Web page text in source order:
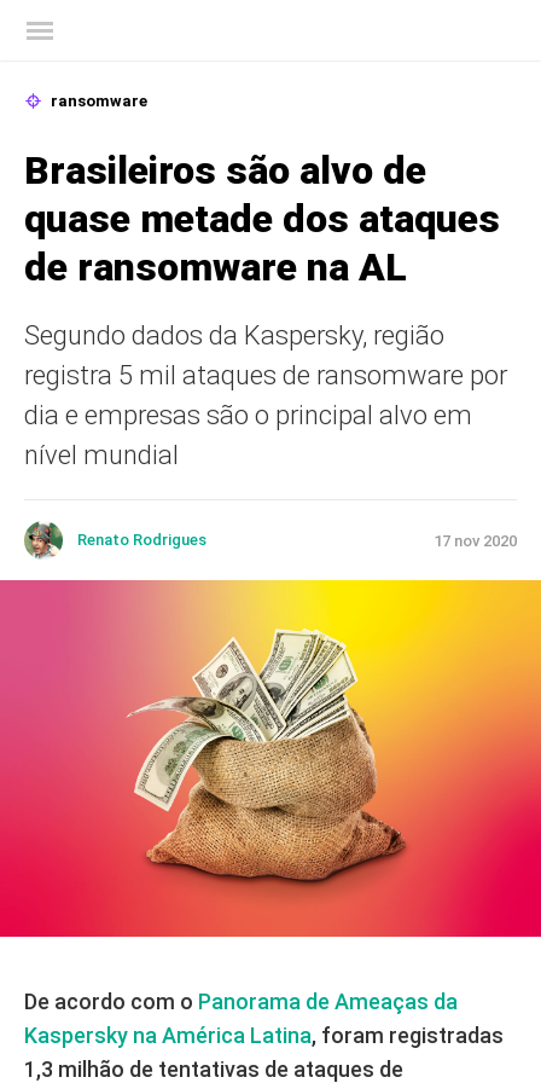
ransomware
Brasileiros são alvo de
quase metade dos ataques
de ransomware na AL
Segundo dados da Kaspersky, região
registra 5 mil ataques de ransomware por
dia e empresas são o principal alvo em
nível mundial
Renato Rodrigues 17 nov 2020
De acordo com o Panorama de Ameaças da
Kaspersky na América Latina, foram registradas
1,3 milhão de tentativas de ataques de